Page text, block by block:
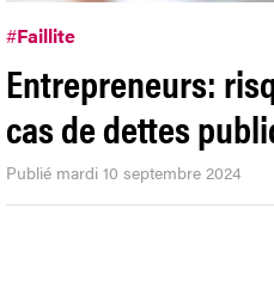
#Faillite
Entrepreneurs:
cas de dettes
Publié mardi 10 septembre 2024